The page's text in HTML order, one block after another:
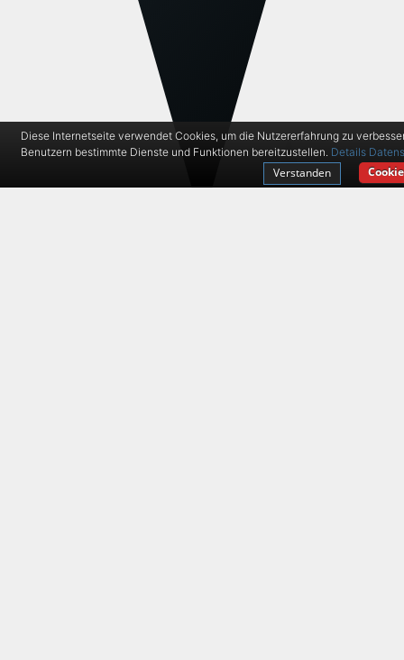
Diese Internetseite verwendet Cookies, um die Nutzererfahrung zu
Benutzern bestimmte Dienste und Funktionen bereitzustellen. Details
Verstanden